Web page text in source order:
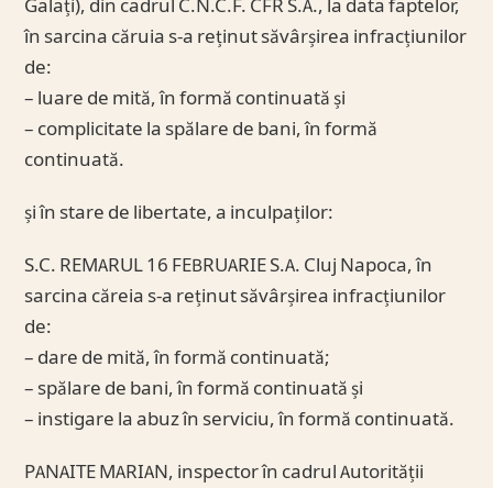
Galați), din cadrul C.N.C.F. CFR S.A., la data faptelor,
în sarcina căruia s-a reținut săvârșirea infracțiunilor
de:
– luare de mită, în formă continuată și
– complicitate la spălare de bani, în formă
continuată.
și în stare de libertate, a inculpaților:
S.C. REMARUL 16 FEBRUARIE S.A. Cluj Napoca, în
sarcina căreia s-a reținut săvârșirea infracțiunilor
de:
– dare de mită, în formă continuată;
– spălare de bani, în formă continuată și
– instigare la abuz în serviciu, în formă continuată.
PANAITE MARIAN, inspector în cadrul Autorității